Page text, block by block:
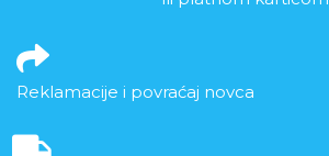
Reklamacije i povraćaj novca